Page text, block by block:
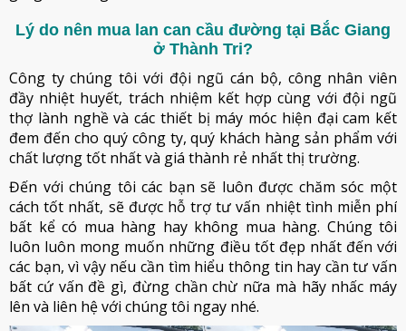
Lý do nên mua lan can cầu đường tại Bắc Giang
ở Thành Tri?
Công ty chúng tôi với đội ngũ cán bộ, công nhân viên
đầy nhiệt huyết, trách nhiệm kết hợp cùng với đội ngũ
thợ lành nghề và các thiết bị máy móc hiện đại cam kết
đem đến cho quý công ty, quý khách hàng sản phẩm với
chất lượng tốt nhất và giá thành rẻ nhất thị trường.
Đến với chúng tôi các bạn sẽ luôn được chăm sóc một
cách tốt nhất, sẽ được hỗ trợ tư vấn nhiệt tình miễn phí
bất kể có mua hàng hay không mua hàng. Chúng tôi
luôn luôn mong muốn những điều tốt đẹp nhất đến với
các bạn, vì vậy nếu cần tìm hiểu thông tin hay cần tư vấn
bất cứ vấn đề gì, đừng chần chừ nữa mà hãy nhấc máy
lên và liên hệ với chúng tôi ngay nhé.